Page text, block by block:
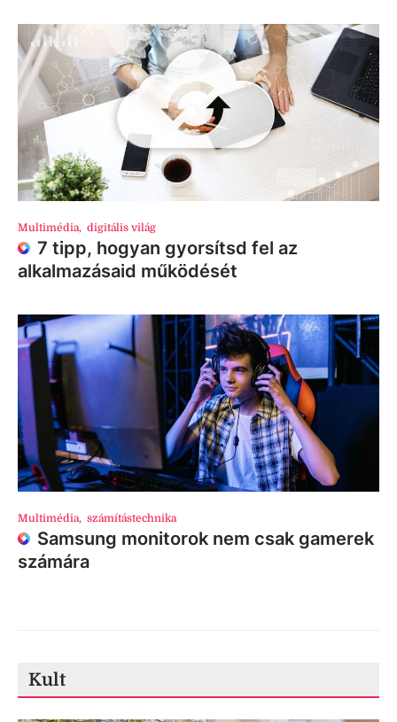
Multimédia, digitális világ
7 tipp, hogyan gyorsítsd fel az
alkalmazásaid működését
Multimédia, számítástechnika
Samsung monitorok nem csak gamerek
számára
Kult